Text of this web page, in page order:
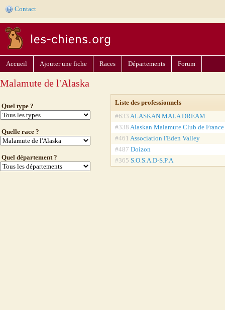
Contact
Accueil Ajouter une fiche Races Départements Forum
Malamute de l'Alaska
Quel type ?
Quelle race ?
Quel département ?
Liste des professionnels
#633 ALASKAN MALA DREAM
#338 Alaskan Malamute Club de France
#461 Association l'Eden Valley
#487 Doizon
#365 S.O.S.A.D-S.P.A